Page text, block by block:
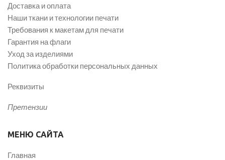
Доставка и оплата
Наши ткани и технологии печати
Требования к макетам для печати
Гарантия на флаги
Уход за изделиями
Политика обработки персональных данных
Реквизиты
Претензии
МЕНЮ САЙТА
Главная